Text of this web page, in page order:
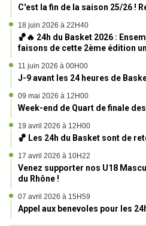
C'est la fin de la saison 25/26 !
18 juin 2026 à 22H40
🏀🔥 24h du Basket 2026 :
faisons de cette 2ème édition
11 juin 2026 à 00H00
J-9 avant les 24 heures de
09 mai 2026 à 12H00
Week-end de Quart de finale
19 avril 2026 à 12H00
🏀 Les 24h du Basket sont de
17 avril 2026 à 10H22
Venez supporter nos U18
du Rhône !
07 avril 2026 à 15H59
Appel aux benevoles pour les